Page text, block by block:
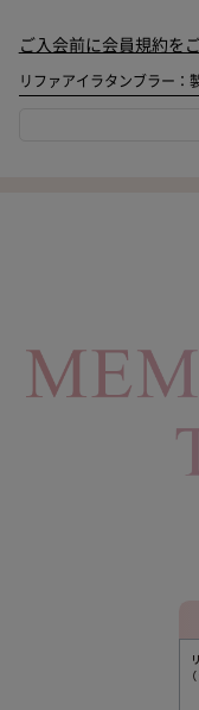
ご入会前に会員規約を
リファアイラタンブラー：